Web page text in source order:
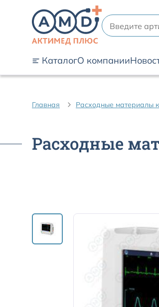
КаталогО компании
Главная Расходные материалы
Расходные